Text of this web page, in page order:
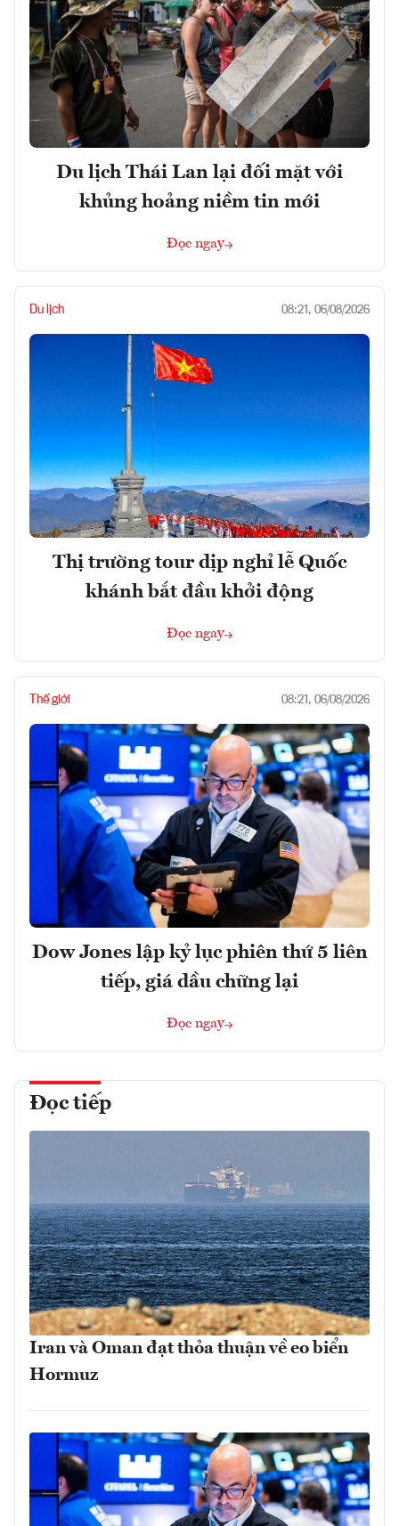
Du lịch Thái Lan lại đối mặt với
khủng hoảng niềm tin mới
Đọc ngay
Du lịch 08:21, 06/08/2026
Thị trường tour dịp nghỉ lễ Quốc
khánh bắt đầu khởi động
Đọc ngay
Thế giới 08:21, 06/08/2026
Dow Jones lập kỷ lục phiên thứ 5 liên
tiếp, giá dầu chững lại
Đọc ngay
Đọc tiếp
Iran và Oman đạt thỏa thuận về eo biển
Hormuz